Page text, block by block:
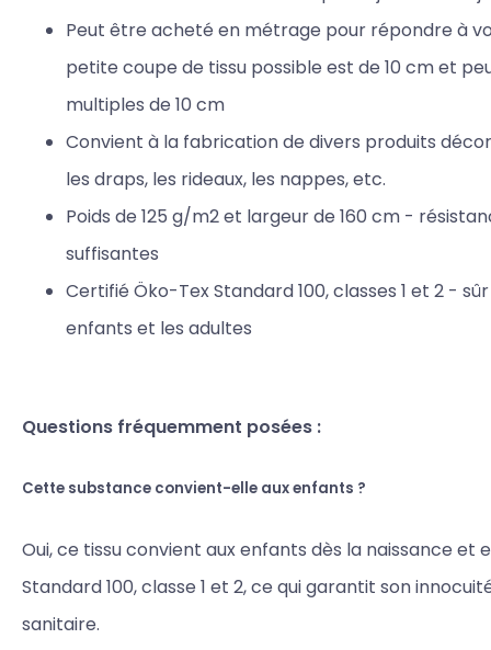
Peut être acheté en métrage pour répondre à
petite coupe de tissu possible est de 10 cm et
multiples de 10 cm
Convient à la fabrication de divers produits
les draps, les rideaux, les nappes, etc.
Poids de 125 g/m2 et largeur de 160 cm -
suffisantes
Certifié Öko-Tex Standard 100, classes 1 et 2 -
enfants et les adultes
Questions fréquemment posées :
Cette substance convient-elle aux enfants ?
Oui, ce tissu convient aux enfants dès la naissance et
Standard 100, classe 1 et 2, ce qui garantit son
sanitaire.